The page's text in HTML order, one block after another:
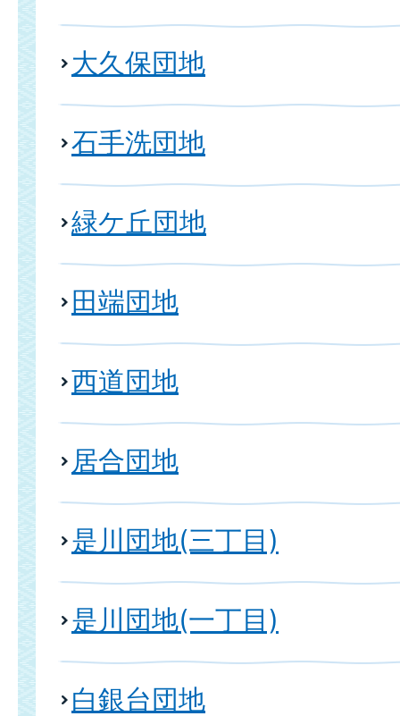
大久保団地
石手洗団地
緑ケ丘団地
田端団地
西道団地
居合団地
是川団地(三丁目)
是川団地(一丁目)
白銀台団地